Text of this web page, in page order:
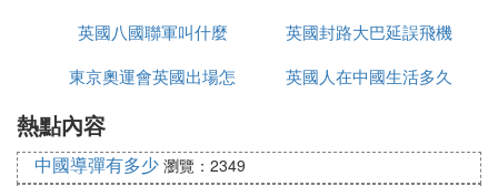
7、凡臣民系新教徒者，為防衛起見，得酌量情形，
8、議會之選舉應是自由的。
9、國會內之演說自由、辯論或議事之自由，不應在
國會以外之任何法院或任何地方，受到彈劾或訊問。
民地
節
英國八國聯軍叫什麼
英國封路大巴延誤飛機
延誤怎麼辦
東京奧運會英國出場怎
英國人在中國生活多久
熱點內容
中國導彈有多少 瀏覽：2349